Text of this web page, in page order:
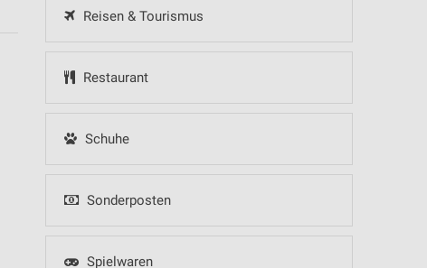
Reisen & Tourismus
Restaurant
Schuhe
Sonderposten
Spielwaren